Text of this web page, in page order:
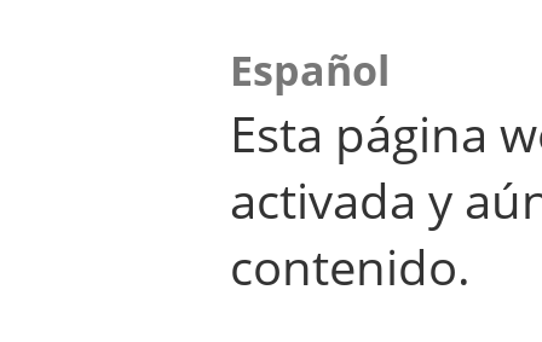
Español
Esta página
activada y
contenido.